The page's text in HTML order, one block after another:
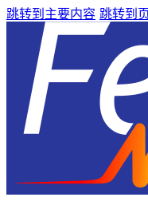
跳转到主要内容 跳转到